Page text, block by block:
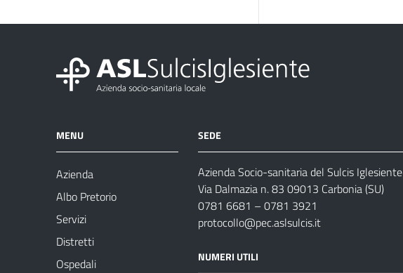
MENU
Azienda
Albo Pretorio
Servizi
Distretti
Ospedali
SEDE
Azienda Socio-sanitaria del Sulcis Iglesiente
Via Dalmazia n. 83 09013 Carbonia (SU)
0781 6681 – 0781 3921
protocollo@pec.aslsulcis.it
NUMERI UTILI